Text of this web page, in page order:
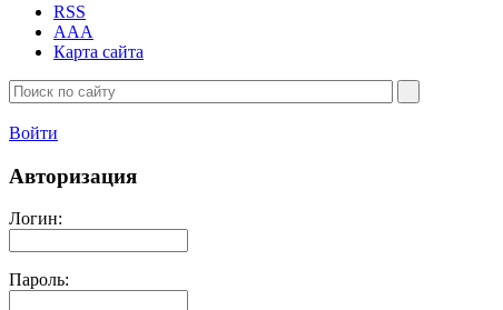
RSS
AAA
Карта сайта
Войти
Авторизация
Логин:
Пароль: